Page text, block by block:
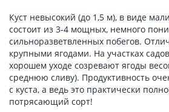
Куст невысокий (до 1,5 м), в виде
состоит из 3-4 мощных, немного
сильноразветвленных побегов.
крупными ягодами. На участках
хорошем уходе созревают ягоды
среднюю сливу). Продуктивность
с куста, а ведь это практически
потрясающий сорт!